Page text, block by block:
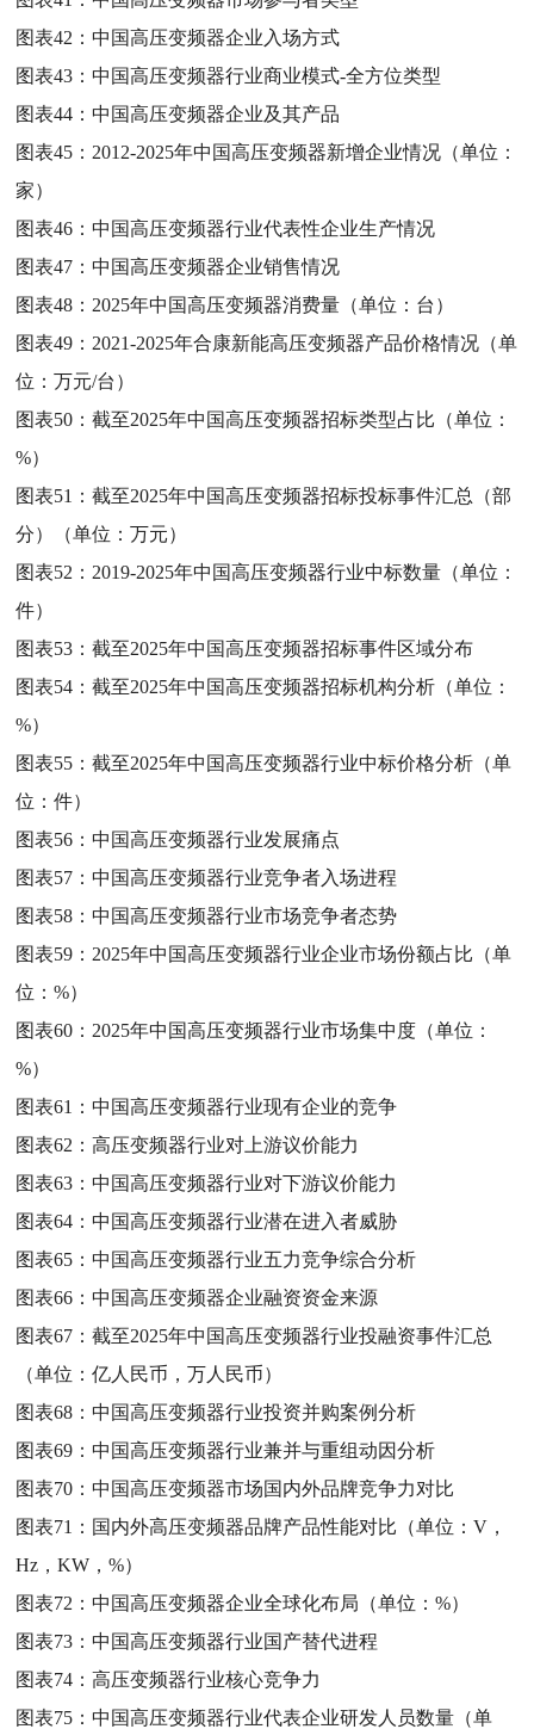
图表42：中国高压变频器企业入场方式
图表43：中国高压变频器行业商业模式-全方位类型
图表44：中国高压变频器企业及其产品
图表45： 2012-2025年中国高压变频器新增企业情况（单位：
家）
图表46：中国高压变频器行业代表性企业生产情况
图表47：中国高压变频器企业销售情况
图表48： 2025年中国高压变频器消费量（单位：台）
图表49： 2021-2025年合康新能高压变频器产品价格情况（单
位：万元/台）
图表50：截至2025年中国高压变频器招标类型占比（单位：
%）
图表51：截至2025年中国高压变频器招标投标事件汇总（部
分）（单位：万元）
图表52： 2019-2025年中国高压变频器行业中标数量（单位：
件）
图表53：截至2025年中国高压变频器招标事件区域分布
图表54：截至2025年中国高压变频器招标机构分析（单位：
%）
图表55：截至2025年中国高压变频器行业中标价格分析（单
位：件）
图表56：中国高压变频器行业发展痛点
图表57：中国高压变频器行业竞争者入场进程
图表58：中国高压变频器行业市场竞争者态势
图表59： 2025年中国高压变频器行业企业市场份额占比（单
位：%）
图表60： 2025年中国高压变频器行业市场集中度（单位：
%）
图表61：中国高压变频器行业现有企业的竞争
图表62：高压变频器行业对上游议价能力
图表63：中国高压变频器行业对下游议价能力
图表64：中国高压变频器行业潜在进入者威胁
图表65：中国高压变频器行业五力竞争综合分析
图表66：中国高压变频器企业融资资金来源
图表67：截至2025年中国高压变频器行业投融资事件汇总
（单位：亿人民币，万人民币）
图表68：中国高压变频器行业投资并购案例分析
图表69：中国高压变频器行业兼并与重组动因分析
图表70：中国高压变频器市场国内外品牌竞争力对比
图表71： 国内外高压变频器品牌产品性能对比（单位：V，
Hz，KW，%）
图表72：中国高压变频器企业全球化布局（单位：%）
图表73：中国高压变频器行业国产替代进程
图表74：高压变频器行业核心竞争力
图表75：中国高压变频器行业代表企业研发人员数量（单